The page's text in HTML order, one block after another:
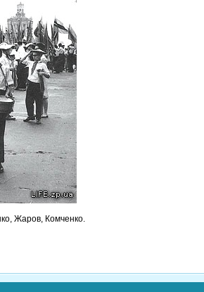
Жаров, Комченко.